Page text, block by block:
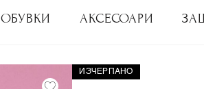
ОБУВКИ АКСЕСОАРИ
ИЗЧЕРПАНО